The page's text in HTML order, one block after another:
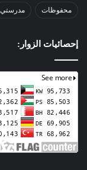
محفوظات مدرستي
إحصائيات الزوار: